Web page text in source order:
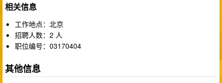
相关信息
工作地点：北京
招聘人数：2 人
职位编号：03170404
其他信息